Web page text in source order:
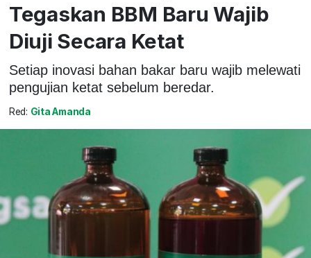
Tegaskan BBM Baru Wajib
Diuji Secara Ketat
Setiap inovasi bahan bakar baru wajib melewati
pengujian ketat sebelum beredar.
Red: Gita Amanda